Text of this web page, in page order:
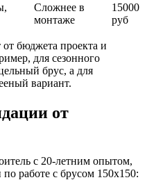
Сложнее в
монтаже
15000
руб
бюджета проекта и
для сезонного
брус, а для
вариант.
от
с 20-летним опытом,
работе с брусом 150х150: